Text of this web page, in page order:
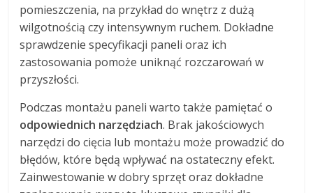
pomieszczenia, na przykład do wnętrz z dużą
wilgotnością czy intensywnym ruchem. Dokładne
sprawdzenie specyfikacji paneli oraz ich
zastosowania pomoże uniknąć rozczarowań w
przyszłości.
Podczas montażu paneli warto także pamiętać o
odpowiednich narzędziach. Brak jakościowych
narzędzi do cięcia lub montażu może prowadzić do
błędów, które będą wpływać na ostateczny efekt.
Zainwestowanie w dobry sprzęt oraz dokładne